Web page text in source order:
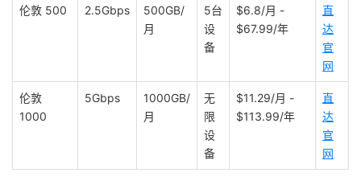
伦敦 500 2.5Gbps
500GB/
月
5台
设
备
$6.8/月 -
$67.99/年
直
达
官
网
伦敦
1000
5Gbps
1000GB/
月
无
限
设
备
$11.29/月 -
$113.99/年
直
达
官
网